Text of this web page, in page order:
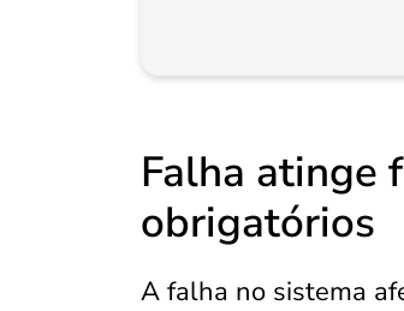
Falha atinge
obrigatórios
A falha no sistema